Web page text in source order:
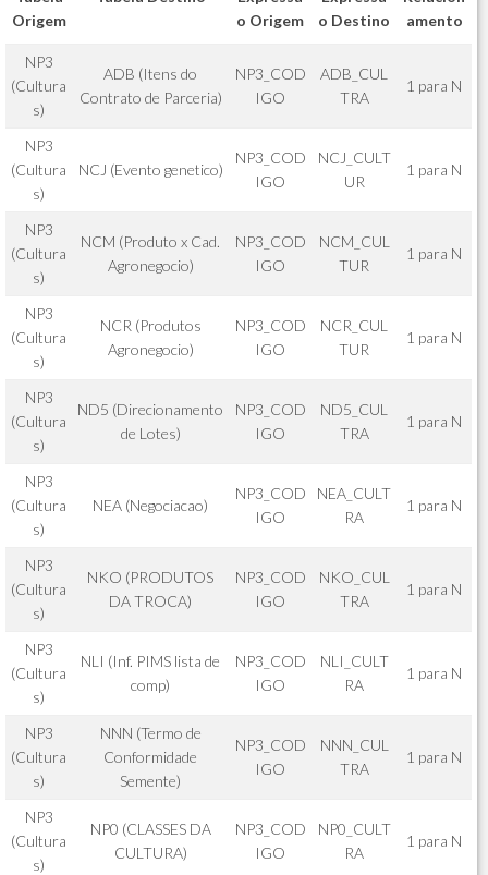
Origem
o Origem
o Destino
amento
NP3
(Cultura
s)
ADB (Itens do
Contrato de Parceria)
NP3_COD
IGO
ADB_CUL
TRA
1 para N
NP3
(Cultura
s)
NCJ (Evento genetico)
NP3_COD
IGO
NCJ_CULT
UR
1 para N
NP3
(Cultura
s)
NCM (Produto x Cad.
Agronegocio)
NP3_COD
IGO
NCM_CUL
TUR
1 para N
NP3
(Cultura
s)
NCR (Produtos
Agronegocio)
NP3_COD
IGO
NCR_CUL
TUR
1 para N
NP3
(Cultura
s)
ND5 (Direcionamento
de Lotes)
NP3_COD
IGO
ND5_CUL
TRA
1 para N
NP3
(Cultura
s)
NEA (Negociacao)
NP3_COD
IGO
NEA_CULT
RA
1 para N
NP3
(Cultura
s)
NKO (PRODUTOS
DA TROCA)
NP3_COD
IGO
NKO_CUL
TRA
1 para N
NP3
(Cultura
s)
NLI (Inf. PIMS lista de
comp)
NP3_COD
IGO
NLI_CULT
RA
1 para N
NP3
(Cultura
s)
NNN (Termo de
Conformidade
Semente)
NP3_COD
IGO
NNN_CUL
TRA
1 para N
NP3
(Cultura
s)
NP0 (CLASSES DA
CULTURA)
NP3_COD
IGO
NP0_CULT
RA
1 para N